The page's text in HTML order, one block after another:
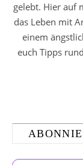
gelebt. Hier auf
das Leben mit
einem
euch Tipps